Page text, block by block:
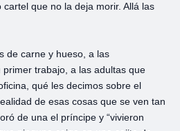
que no la deja morir. Allá las
de carne y hueso, a las
trabajo, a las adultas que
qué les decimos sobre el
de esas cosas que se ven tan
de una el príncipe y “vivieron